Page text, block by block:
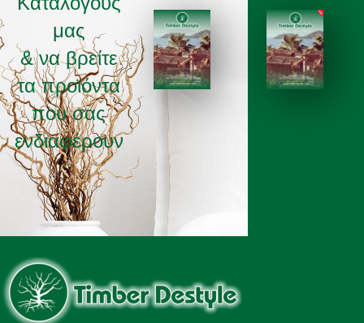
μας
& να βρείτε
τα προϊόντα
που σας
ενδιαφέρουν
ΚΑΤΑΛΟΓΟΣ 2025